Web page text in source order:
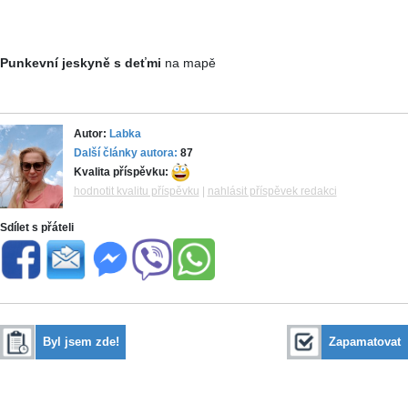
Punkevní jeskyně s deťmi na mapě
Autor: Labka
Další články autora: 87
Kvalita příspěvku:
hodnotit kvalitu příspěvku
nahlásit příspěvek redakci
Sdílet s přáteli
Byl jsem zde! Zapamatovat